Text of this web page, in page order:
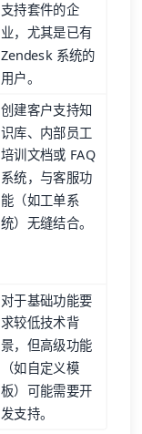
支持套件的企
业，尤其是已有
Zendesk 系统的
用户。
创建客户支持知
识库、内部员工
培训文档或 FAQ
系统，与客服功
能（如工单系
统）无缝结合。
对于基础功能要
求较低技术背
景，但高级功能
（如自定义模
板）可能需要开
发支持。